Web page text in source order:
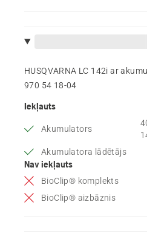
HUSQVARNA LC 142i ar
970 54 18‑04
Iekļauts
Akumulators
Akumulatora lādētājs
Nav iekļauts
BioClip® komplekts
BioClip® aizbāznis